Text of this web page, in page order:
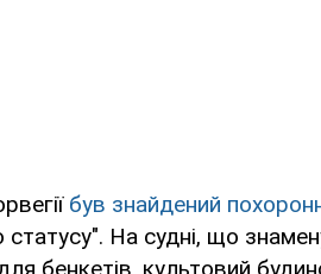
був знайдений
статусу". На судні, що
бенкетів, культовий